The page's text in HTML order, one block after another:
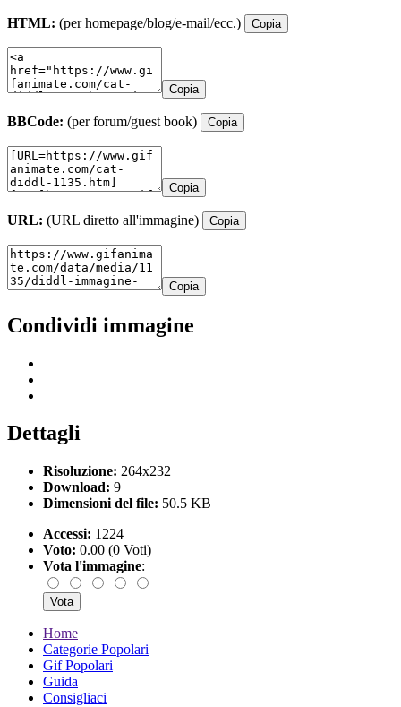
HTML: (per homepage/blog/e-mail/ecc.) Copia
Copia
BBCode: (per forum/guest book) Copia
Copia
URL: (URL diretto all'immagine) Copia
Copia
Condividi immagine
Dettagli
Risoluzione: 264x232
Download: 9
Dimensioni del file: 50.5 KB
Accessi: 1224
Voto: 0.00 (0 Voti)
Vota l'immagine:
Home
Categorie Popolari
Gif Popolari
Guida
Consigliaci